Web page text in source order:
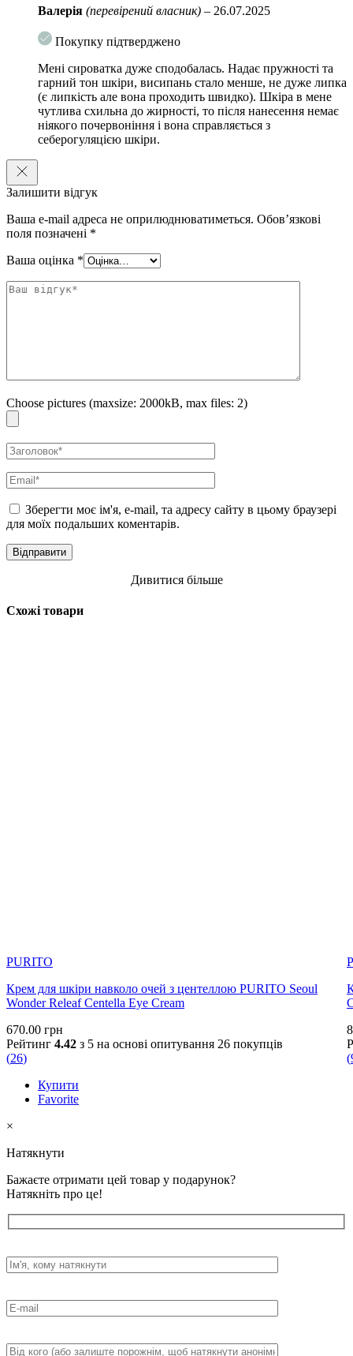
шкіру та стимулює синтез колагену. спрямованої на боротьбу
Лізофосфатидна кислотаактивно стимулює розподіл
клітин, прискорює процеси регенерації, робить шкіру
щільнішою.
Ресвератрол– потужний антиоксидант, ефективно бореться
із вільними радикалами та підвищує захисні функції шкіри.
Уповільнює процеси старіння, перешкоджає появі зморшок.
Підходить для всіх типів шкіри.
Спосіб застосування:
вранці та ввечері. Можна додавати інші сироватки, креми і маски для
більш вираженого ефекту.
Об’єм : 50 мл
Валерія (перевірений власник) – 26.07.2025
Покупку підтверджено
Мені сироватка дуже сподобалась. Надає пружності та
гарний тон шкіри, висипань стало менше, не дуже липка
(є липкість але вона проходить швидко). Шкіра в мене
чутлива схильна до жирності, то після нанесення немає
ніякого почервоніння і вона справляється з
себерогуляцією шкіри.
Залишити відгук
Ваша e-mail адреса не оприлюднюватиметься. Обов’язкові
поля позначені *
Ваша оцінка *
Choose pictures (maxsize: 2000kB, max files: 2)
Зберегти моє ім'я, e-mail, та адресу сайту в цьому браузері
для моїх подальших коментарів.
Дивитися більше
Схожі товари
PURITO
Крем для шкіри навколо очей з центеллою PURITO Seoul
Wonder Releaf Centella Eye Cream
670.00 грн
Рейтинг 4.42 з 5 на основі опитування 26 покупців
(26)
Купити
Favorite
(
×
Натякнути
Бажаєте отримати цей товар у подарунок?
Натякніть про це!